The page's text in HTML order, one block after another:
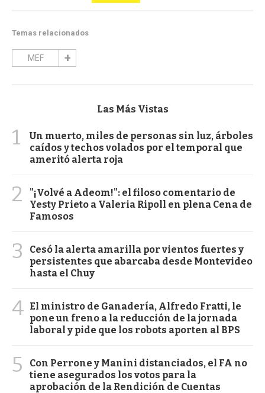
Temas relacionados
MEF
Las Más Vistas
1
Un muerto, miles de personas sin luz, árboles
caídos y techos volados por el temporal que
ameritó alerta roja
2
"¡Volvé a Adeom!": el filoso comentario de
Yesty Prieto a Valeria Ripoll en plena Cena de
Famosos
3
Cesó la alerta amarilla por vientos fuertes y
persistentes que abarcaba desde Montevideo
hasta el Chuy
4 El ministro de Ganadería, Alfredo Fratti, le
pone un freno a la reducción de la jornada
laboral y pide que los robots aporten al BPS
5
Con Perrone y Manini distanciados, el FA no
tiene asegurados los votos para la
aprobación de la Rendición de Cuentas